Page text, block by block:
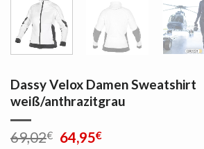
Dassy Velox Damen Sweatshirt
weiß/anthrazitgrau
69,02€
Ursprünglicher
64,95€Aktueller